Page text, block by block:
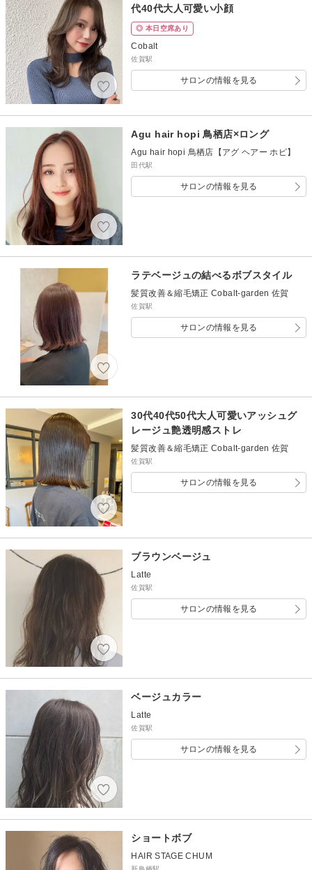
代40代大人可愛い小顔
◎ 本日空席あり
Cobalt
佐賀駅
サロンの情報を見る
Agu hair hopi 鳥栖店×ロング
Agu hair hopi 鳥栖店【アグ ヘアー ホピ】
田代駅
サロンの情報を見る
ラテベージュの結べるボブスタイル
髪質改善＆縮毛矯正 Cobalt-garden 佐賀
佐賀駅
サロンの情報を見る
30代40代50代大人可愛いアッシュグ
レージュ艶透明感ストレ
髪質改善＆縮毛矯正 Cobalt-garden 佐賀
佐賀駅
サロンの情報を見る
ブラウンベージュ
Latte
佐賀駅
サロンの情報を見る
ベージュカラー
Latte
佐賀駅
サロンの情報を見る
ショートボブ
HAIR STAGE CHUM